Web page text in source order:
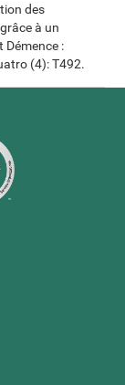
des
à un
:
(4): T492.